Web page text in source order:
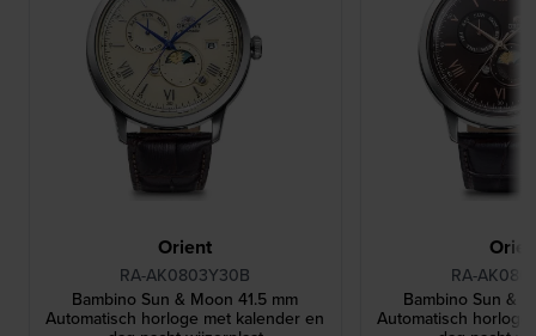
Orient
RA-AK0803Y30B
Bambino Sun & Moon 41.5 mm
Automatisch horloge met kalender en
RA-
Bambino Sun &
Automatisch